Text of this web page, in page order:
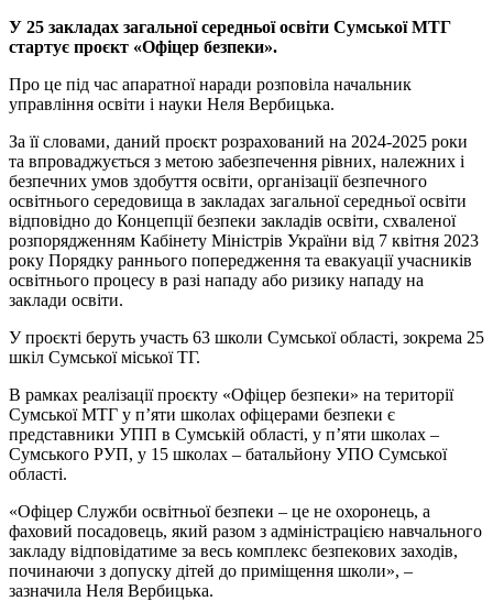
У 25 закладах загальної середньої освіти Сумської МТГ
стартує проєкт «Офіцер безпеки».
Про це під час апаратної наради розповіла начальник
управління освіти і науки Неля Вербицька.
За її словами, даний проєкт розрахований на 2024-2025 роки
та впроваджується з метою забезпечення рівних, належних і
безпечних умов здобуття освіти, організації безпечного
освітнього середовища в закладах загальної середньої освіти
відповідно до Концепції безпеки закладів освіти, схваленої
розпорядженням Кабінету Міністрів України від 7 квітня 2023
року Порядку раннього попередження та евакуації учасників
освітнього процесу в разі нападу або ризику нападу на
заклади освіти.
У проєкті беруть участь 63 школи Сумської області, зокрема 25
шкіл Сумської міської ТГ.
В рамках реалізації проєкту «Офіцер безпеки» на території
Сумської МТГ у п’яти школах офіцерами безпеки є
представники УПП в Сумській області, у п’яти школах –
Сумського РУП, у 15 школах – батальйону УПО Сумської
області.
«Офіцер Служби освітньої безпеки – це не охоронець, а
фаховий посадовець, який разом з адміністрацією навчального
закладу відповідатиме за весь комплекс безпекових заходів,
починаючи з допуску дітей до приміщення школи», –
зазначила Неля Вербицька.